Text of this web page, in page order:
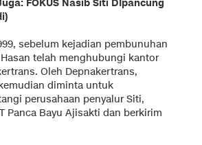
FOKUS Nasib Siti DIpancung
)
sebelum kejadian pembunuhan
telah menghubungi kantor
Oleh Depnakertrans,
diminta untuk
perusahaan penyalur Siti,
Panca Bayu Ajisakti dan berkirim